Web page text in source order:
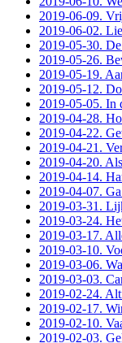
2019-06-09.
2019-06-02.
2019-05-30.
2019-05-26.
2019-05-19.
2019-05-12.
2019-05-05. In
2019-04-28.
2019-04-22.
2019-04-21.
2019-04-20.
2019-04-14.
2019-04-07.
2019-03-31.
2019-03-24.
2019-03-17.
2019-03-10.
2019-03-06.
2019-03-03.
2019-02-24.
2019-02-17.
2019-02-10.
2019-02-03.